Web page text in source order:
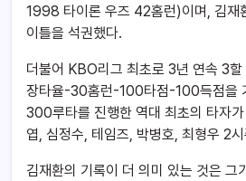
1998 타이론 우즈 42홈런)이며, 김재
이틀을 석권했다.
더불어 KBO리그 최초로 3년 연속 3
장타율-30홈런-100타점-100득점을
300루타를 진행한 역대 최초의 타자
엽, 심정수, 테임즈, 박병호, 최형우 2
김재환의 기록이 더 의미 있는 것은 그